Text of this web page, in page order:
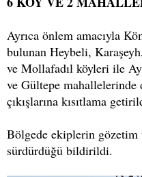
Ayrıca önlem amacıyla
bulunan Heybeli,
ve Mollafadıl köyleri ile
ve Gültepe mahallelerinde
çıkışlarına kısıtlama
Bölgede ekiplerin gözetim
sürdürdüğü bildirildi.